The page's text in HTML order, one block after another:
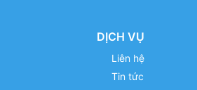
DỊCH VỤ
Liên hệ
Tin tức